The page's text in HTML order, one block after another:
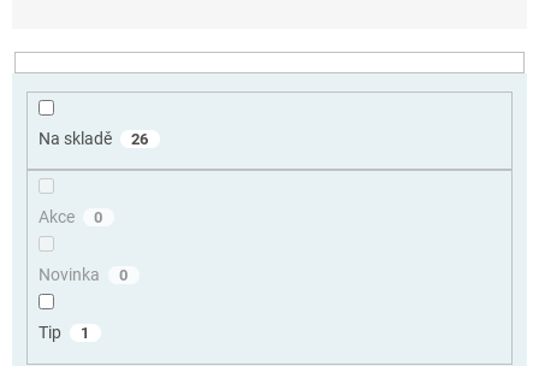
p
Na skladě 26
Akce 0
Novinka 0
Tip 1